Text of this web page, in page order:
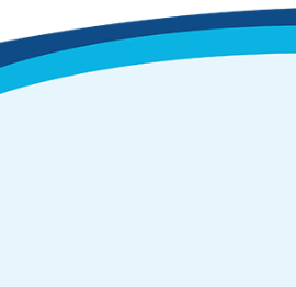
للصفحة الرئيسية بعد.
لبدء بناء موقعك.في